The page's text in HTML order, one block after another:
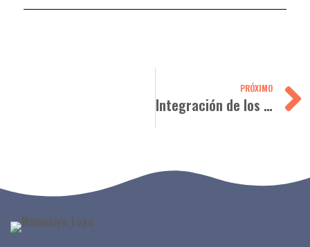
PRÓXIMO
Integración de los nuevos inmigrantes en NRW - 2020